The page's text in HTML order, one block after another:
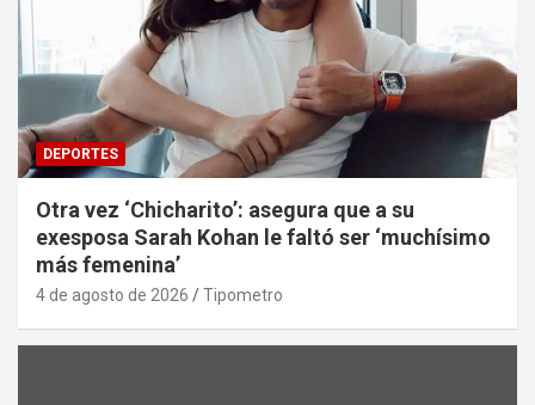
DEPORTES
Otra vez ‘Chicharito’: asegura que a su
exesposa Sarah Kohan le faltó ser ‘muchísimo
más femenina’
4 de agosto de 2026 Tipometro